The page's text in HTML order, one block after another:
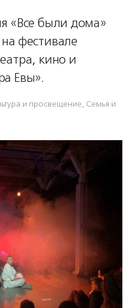
«Все были дома»
фестивале
кино и
Евы».
и просвещение, Семья и